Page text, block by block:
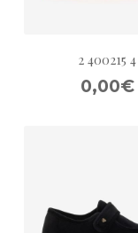
2 400215 4
0,00€